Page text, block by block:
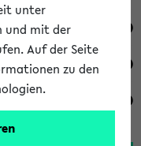
unter
und mit der
Auf der Seite
zu den